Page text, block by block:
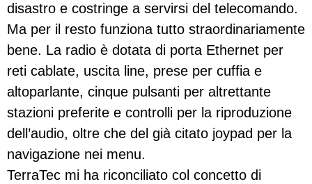
disastro e costringe a servirsi del telecomando.
Ma per il resto funziona tutto straordinariamente
bene. La radio è dotata di porta Ethernet per
reti cablate, uscita line, prese per cuffia e
altoparlante, cinque pulsanti per altrettante
stazioni preferite e controlli per la riproduzione
dell’audio, oltre che del già citato joypad per la
navigazione nei menu.
TerraTec mi ha riconciliato col concetto di